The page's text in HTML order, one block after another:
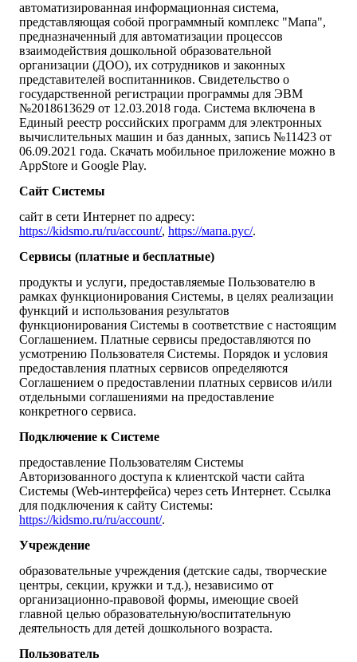
автоматизированная информационная система,
представляющая собой программный комплекс "Мапа",
предназначенный для автоматизации процессов
взаимодействия дошкольной образовательной
организации (ДОО), их сотрудников и законных
представителей воспитанников. Свидетельство о
государственной регистрации программы для ЭВМ
№2018613629 от 12.03.2018 года. Система включена в
Единый реестр российских программ для электронных
вычислительных машин и баз данных, запись №11423 от
06.09.2021 года. Скачать мобильное приложение можно в
AppStore и Google Play.
Сайт Системы
сайт в сети Интернет по адресу:
https://kidsmo.ru/ru/account/, https://мапа.рус/.
Сервисы (платные и бесплатные)
продукты и услуги, предоставляемые Пользователю в
рамках функционирования Системы, в целях реализации
функций и использования результатов
функционирования Системы в соответствие с настоящим
Соглашением. Платные сервисы предоставляются по
усмотрению Пользователя Системы. Порядок и условия
предоставления платных сервисов определяются
Соглашением о предоставлении платных сервисов и/или
отдельными соглашениями на предоставление
конкретного сервиса.
Подключение к Системе
предоставление Пользователям Системы
Авторизованного доступа к клиентской части сайта
Системы (Web-интерфейса) через сеть Интернет. Ссылка
для подключения к сайту Системы:
https://kidsmo.ru/ru/account/.
Учреждение
образовательные учреждения (детские сады, творческие
центры, секции, кружки и т.д.), независимо от
организационно-правовой формы, имеющие своей
главной целью образовательную/воспитательную
деятельность для детей дошкольного возраста.
Пользователь